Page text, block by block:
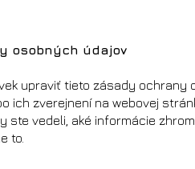
osobných údajov
upraviť tieto zásady
ich zverejnení na webovej
ste vedeli, aké informácie
to.